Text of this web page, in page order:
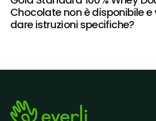
Chocolate non è disponibile
dare istruzioni specifiche?